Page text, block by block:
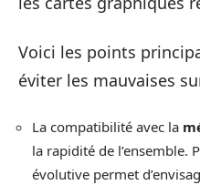
Voici les points
éviter les mauvaises
La compatibilité avec la
la rapidité de l’ensemble.
évolutive permet